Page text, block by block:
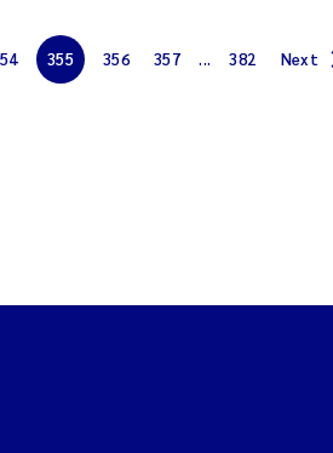
Blake
355 356 357 ... 382 Next